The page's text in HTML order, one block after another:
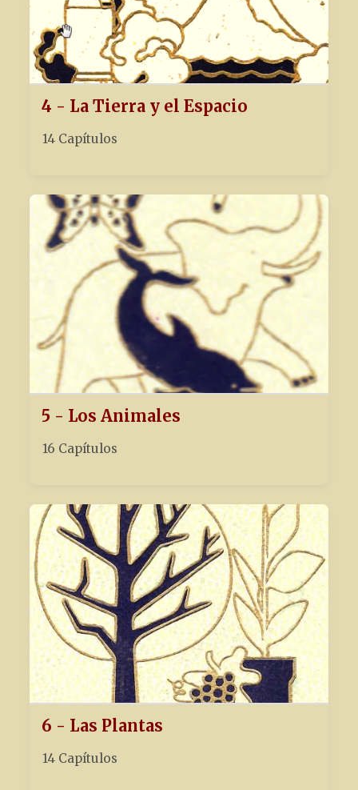
4 - La Tierra y el Espacio
14 Capítulos
5 - Los Animales
16 Capítulos
6 - Las Plantas
14 Capítulos